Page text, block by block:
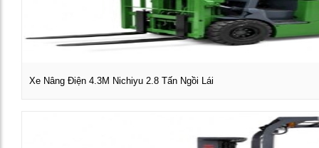
Xe Nâng Điện 4.3M Nichiyu 2.8 Tấn Ngồi Lái